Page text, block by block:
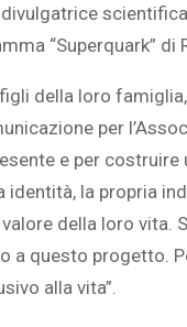
divulgatrice
“Superquark” di
della loro
per
e per
la propria
della loro
a questo progetto.
alla vita”.